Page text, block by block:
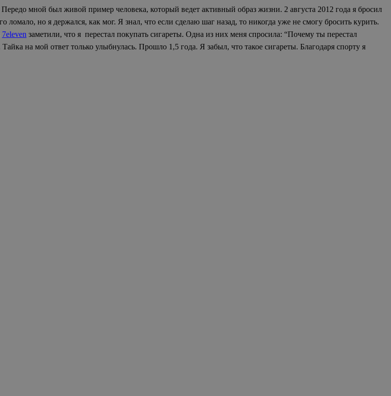
мной был живой пример человека, который ведет активный образ жизни. 2 августа 2012 года я бросил
но я держался, как мог. Я знал, что если сделаю шаг назад, то никогда уже не смогу бросить курить.
7eleven заметили, что я перестал покупать сигареты. Одна из них меня спросила: “Почему ты перестал
на мой ответ только улыбнулась. Прошло 1,5 года. Я забыл, что такое сигареты. Благодаря спорту я